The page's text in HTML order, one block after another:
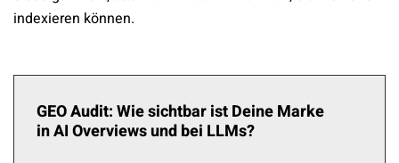
indexieren können.
GEO Audit: Wie sichtbar ist Deine Marke
in AI Overviews und bei LLMs?